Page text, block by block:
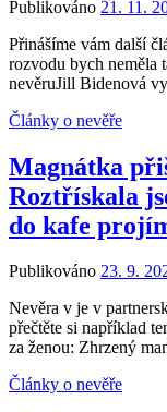
Publikováno 21. 11.
Přinášíme vám další
rozvodu bych neměla
nevěruJill Bidenová
Články o nevěře
Magnátka
Roztřískala
do kafe
Publikováno 23. 9.
Nevěra v je v
přečtěte si například
za ženou: Zhrzený
Články o nevěře